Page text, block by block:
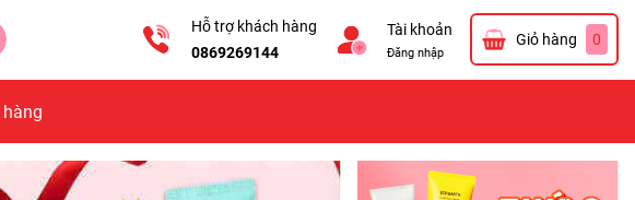
Hỗ trợ khách hàng
0869269144
Tài khoản
Đăng nhập
Giỏ hàng 0